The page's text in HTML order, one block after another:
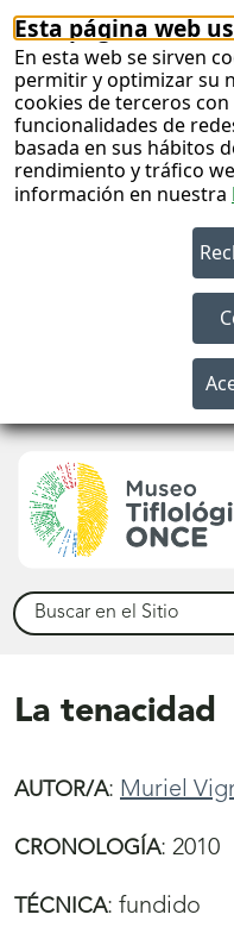
Esta página web
En esta web se sirven
permitir y optimizar su
cookies de terceros
funcionalidades de
basada en sus hábitos
rendimiento y tráfico
información en nuestra
Buscar
La tenacidad
AUTOR/A: Muriel
CRONOLOGÍA: 2010
TÉCNICA: fundido